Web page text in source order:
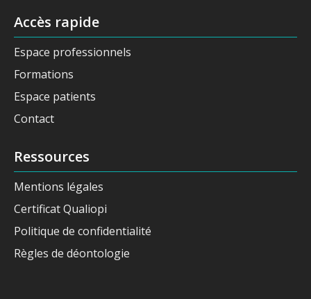
Accès rapide
Espace professionnels
Formations
Espace patients
Contact
Ressources
Mentions légales
Certificat Qualiopi
Politique de confidentialité
Règles de déontologie